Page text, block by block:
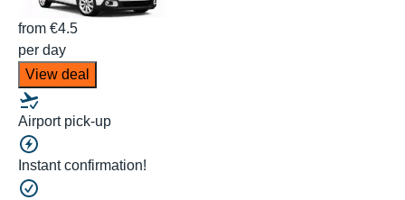
from €4.5
per day
View deal
Airport pick-up
Instant confirmation!